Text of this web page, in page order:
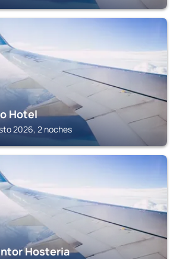
Hotel
2026, 2 noches
Hosteria